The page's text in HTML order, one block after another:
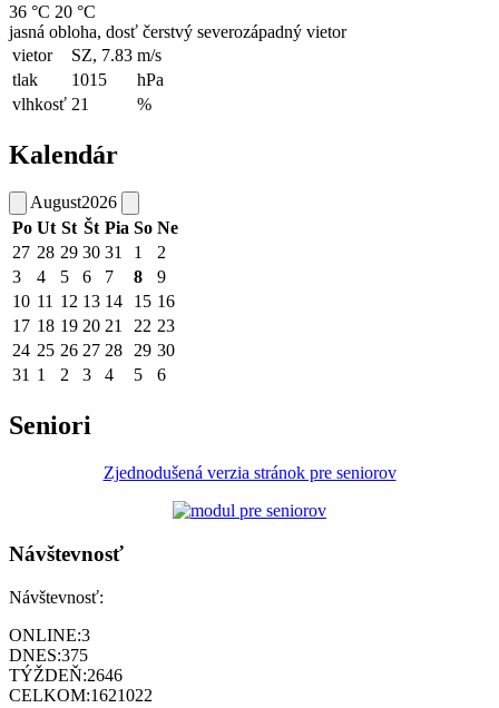
36 °C 20 °C
jasná obloha, dosť čerstvý severozápadný vietor
vietor
SZ, 7.83 m/s
tlak
1015
hPa
vlhkosť 21 %
Kalendár
August2026
Po Ut St Št Pia So Ne
27 28 29 30 31 1
2
3
4 5 6 7 8
9
10 11 12 13 14 15 16
17 18 19 20 21 22 23
24 25 26 27 28 29 30
31 1 2 3 4 5 6
Seniori
Zjednodušená verzia stránok pre seniorov
Návštevnosť
Návštevnosť:
ONLINE:3
DNES:375
TÝŽDEŇ:2646
CELKOM:1621022